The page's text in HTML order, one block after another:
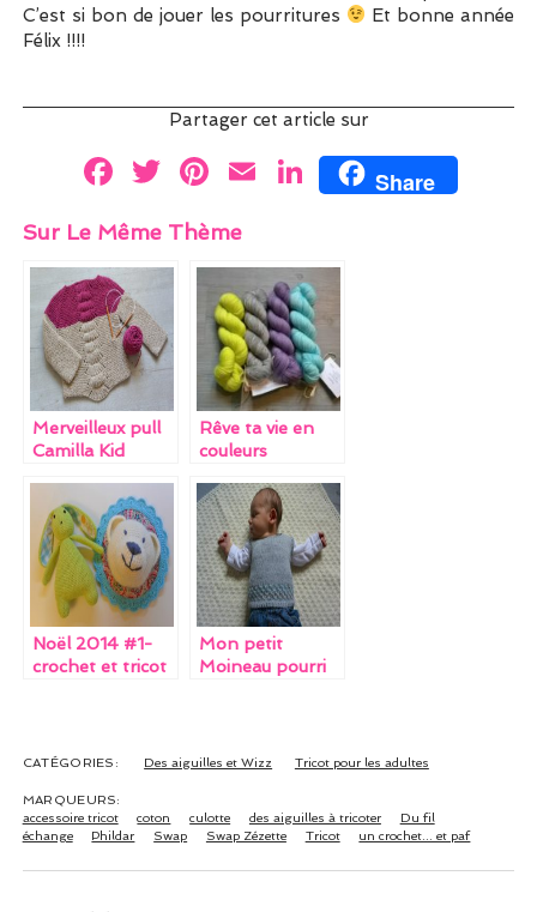
C’est si bon de jouer les pourritures
Et bonne année
Félix !!!!
Partager cet article sur
F
ce
b
o
o
k
T
w
itt
Pi
er
es
t
E
l
Li
dI
n
Share
Sur Le Même Thème
Merveilleux pull
Camilla Kid
Rêve ta vie en
couleurs
Noël 2014 #1-
crochet et tricot
Mon petit
Moineau pourri
CATÉGORIES: Des aiguilles et Wizz Tricot pour les adultes
MARQUEURS:
accessoire tricot
coton culotte des aiguilles à tricoter
Du fil
échange
Phildar Swap Swap Zézette Tricot un crochet... et paf